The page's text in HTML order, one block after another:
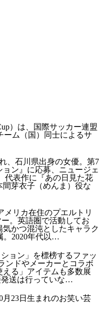
）は、国際サッカー連盟
ーム（国）同士によるサ
、石川県出身の女優。第7
ン』に応募、ニュージェ
代表作に『あの日見た花
芽衣子（めんま）役な
メリカ在住のプエルトリ
。英語圏で活動してお
かつ混沌としたキャラク
。2020年代以…
ョン」を標榜するファッ
ンドやメーカーとコラボ
る」アイテムも多数展
発送は行っていな…
月23日生まれのお笑い芸